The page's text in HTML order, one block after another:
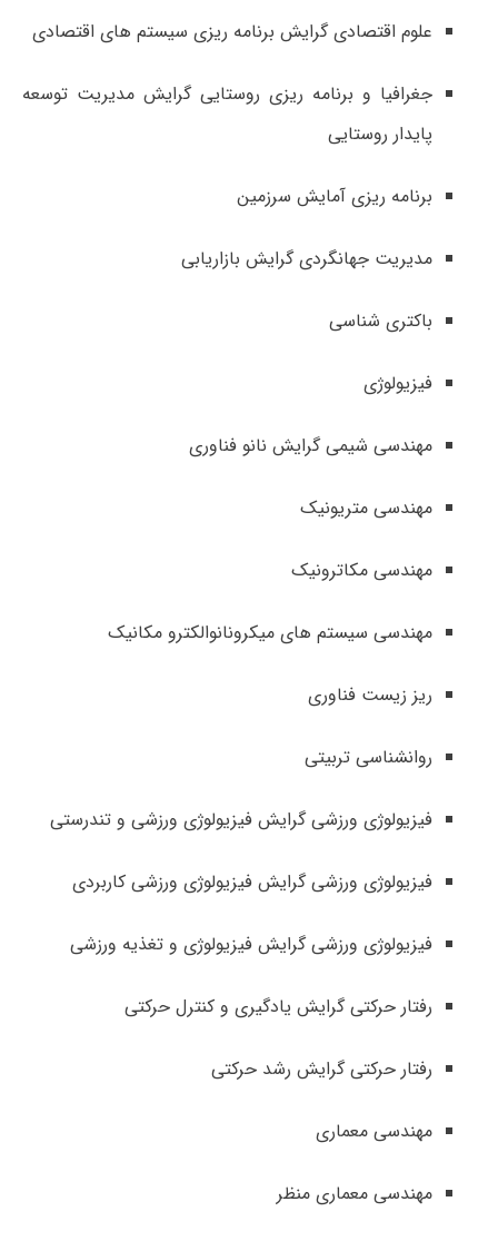
علوم اقتصادی گرایش برنامه ریزی سیستم های اقتصادی
جغرافیا و برنامه ریزی روستایی گرایش مدیریت توسعه
پایدار روستایی
برنامه ریزی آمایش سرزمین
مدیریت جهانگردی گرایش بازاریابی
باکتری شناسی
فیزیولوژی
مهندسی شیمی گرایش نانو فناوری
مهندسی متریونیک
مهندسی مکاترونیک
مهندسی سیستم های میکرونانوالکترو مکانیک
ریز زیست فناوری
روانشناسی تربیتی
فیزیولوژی ورزشی گرایش فیزیولوژی ورزشی و تندرستی
فیزیولوژی ورزشی گرایش فیزیولوژی ورزشی کاربردی
فیزیولوژی ورزشی گرایش فیزیولوژی و تغذیه ورزشی
رفتار حرکتی گرایش یادگیری و کنترل حرکتی
رفتار حرکتی گرایش رشد حرکتی
مهندسی معماری
مهندسی معماری منظر